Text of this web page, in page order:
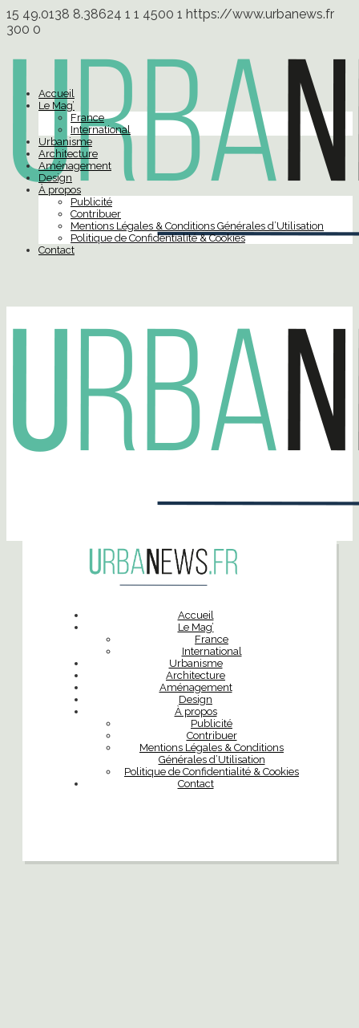
15 49.0138 8.38624 1 1 4500 1 https://www.urbanews.fr
300 0
Accueil
Le Mag’
France
International
Urbanisme
Architecture
Aménagement
Design
À propos
Publicité
Contribuer
Mentions Légales & Conditions Générales d’Utilisation
Politique de Confidentialité & Cookies
Contact
Accueil
Le Mag’
France
International
Urbanisme
Architecture
Aménagement
Design
À propos
Publicité
Contribuer
Mentions Légales & Conditions
Générales d’Utilisation
Politique de Confidentialité & Cookies
Contact